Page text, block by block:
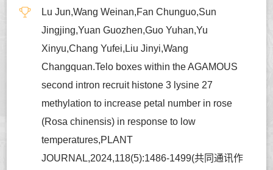
Lu Jun,Wang Weinan,Fan Chunguo,Sun
Jingjing,Yuan Guozhen,Guo Yuhan,Yu
Xinyu,Chang Yufei,Liu Jinyi,Wang
Changquan.Telo boxes within the AGAMOUS
second intron recruit histone 3 lysine 27
methylation to increase petal number in rose
(Rosa chinensis) in response to low
temperatures,PLANT
JOURNAL,2024,118(5):1486-1499(共同通讯作